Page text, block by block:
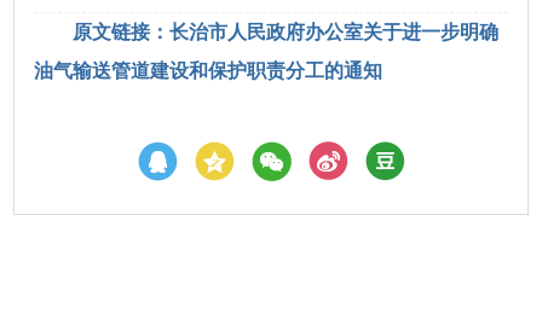
原文链接：长治市人民政府办公室关于进一步明确
油气输送管道建设和保护职责分工的通知